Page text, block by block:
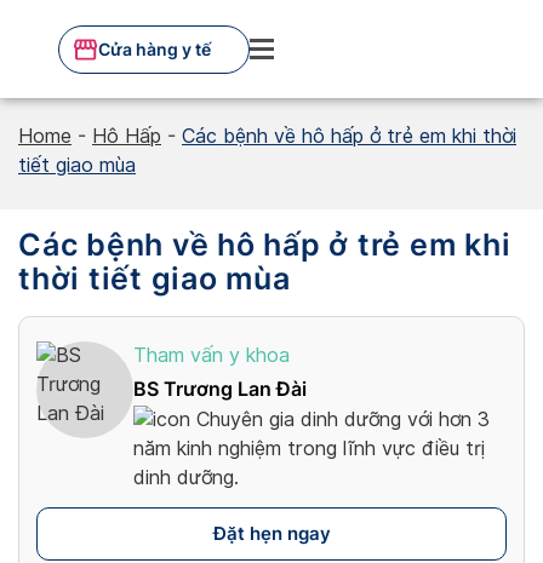
content
Cửa hàng y tế
Home - Hô Hấp - Các bệnh về hô hấp ở trẻ em khi thời
tiết giao mùa
Các bệnh về hô hấp ở trẻ em khi
thời tiết giao mùa
Tham vấn y khoa
BS Trương Lan Đài
Chuyên gia dinh dưỡng với hơn 3
năm kinh nghiệm trong lĩnh vực điều trị
dinh dưỡng.
Đặt hẹn ngay